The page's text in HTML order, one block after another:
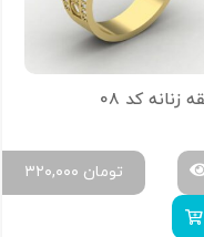
زنانه کد 08
۳۲۰,۰۰۰ تومان